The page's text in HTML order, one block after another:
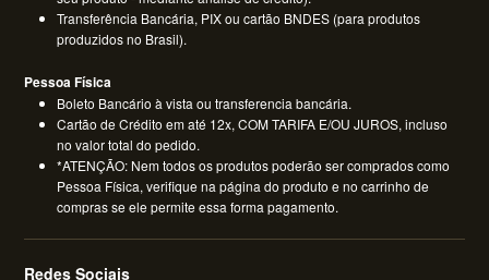
Transferência Bancária, PIX ou cartão BNDES (para produtos
produzidos no Brasil).
Pessoa Física
Boleto Bancário à vista ou transferencia bancária.
Cartão de Crédito em até 12x, COM TARIFA E/OU JUROS, incluso
no valor total do pedido.
*ATENÇÃO: Nem todos os produtos poderão ser comprados como
Pessoa Física, verifique na página do produto e no carrinho de
compras se ele permite essa forma pagamento.
Redes Sociais